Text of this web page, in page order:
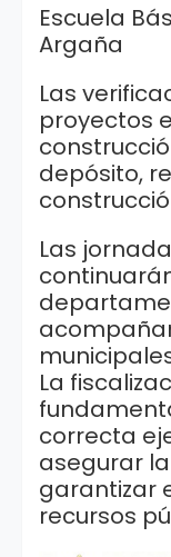
Escuela
Argaña
Las
proyectos
depósito,
Las
La
correcta
asegurar
garantizar
recursos